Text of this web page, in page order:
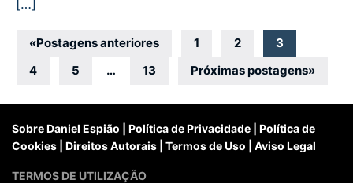
[…]
Navegação
por
posts
«Postagens anteriores 1 2
3
4
5 … 13 Próximas postagens»
Sobre Daniel Espião Política de Privacidade
Política de
Cookies
Direitos Autorais Termos de Uso Aviso Legal
TERMOS DE UTILIZAÇÃO